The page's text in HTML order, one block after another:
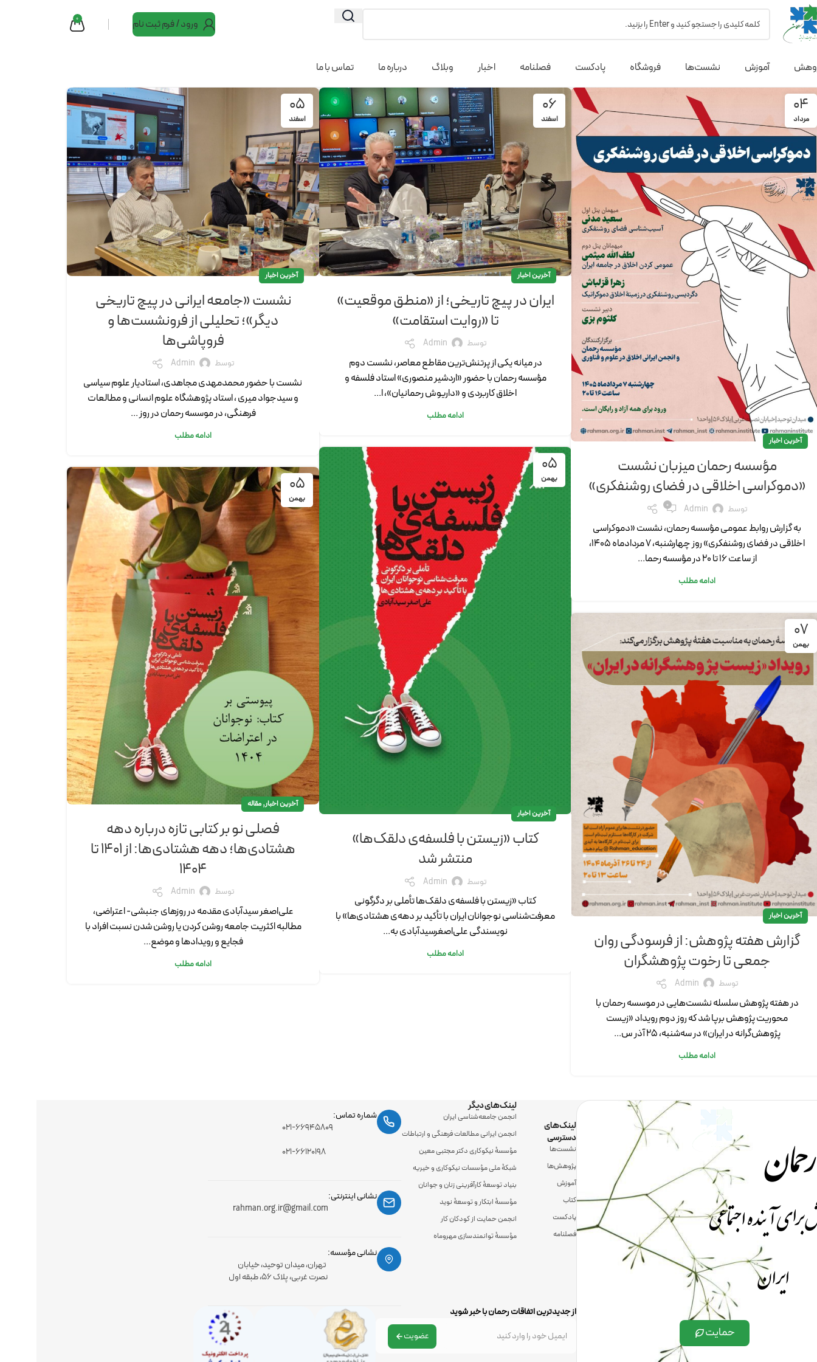
ورود / فرم ثبت نام 0
آموزش نشست‌ها فروشگاه پادکست فصلنامه اخبار وبلاگ درباره ما تماس با ما
04
مرداد
آخرین اخبار
مؤسسه رحمان میزبان نشست
«دموکراسی اخلاقی در فضای روشنفکری»
توسط Admin
0
به گزارش روابط عمومی مؤسسه رحمان، نشست «دموکراسی
اخلاقی در فضای روشنفکری» روز چهارشنبه، ۷ مردادماه ۱۴۰۵،
از ساعت ۱۶ تا ۲۰ در مؤسسه رحما...
ادامه مطلب
06
اسفند
آخرین اخبار
ایران در پیچ تاریخی؛ از «منطق موقعیت»
تا «روایت استقامت»
توسط Admin
در میانه یکی از پرتنش‌ترین مقاطع معاصر، نشست دوم
مؤسسه رحمان با حضور «اردشیر منصوری» استاد فلسفه و
اخلاق کاربردی و «داریوش رحمانیان»، ا...
ادامه مطلب
05
اسفند
آخرین اخبار
نشست «جامعه ایرانی در پیچ تاریخی
دیگر»؛ تحلیلی از فرونشست‌ها و
فروپاشی‌ها
توسط Admin
نشست با حضور محمدمهدی مجاهدی، استادیار علوم سیاسی
و سیدجواد میری ، استاد پژوهشگاه علوم انسانی و مطالعات
فرهنگی، در موسسه رحمان در روز ...
ادامه مطلب
05
بهمن
آخرین اخبار
کتاب «زیستن با فلسفه‌ی دلقک‌ها»
منتشر شد
توسط Admin
کتاب «زیستن با فلسفه‌ی دلقک‌ها تأملی بر دگرگونی
معرفت‌شناسی نوجوانان ایران با تأکید بر دهه‌ی هشتادی‌ها» با
نویسندگی علی‌اصغرسیدآبادی به...
ادامه مطلب
05
بهمن
آخرین اخبار,مقاله
فصلی نو بر کتابی تازه درباره دهه
هشتادی‌ها؛ دهه هشتادی‌ها: از 1401 تا
1404
توسط Admin
علی‌اصغر سیدآبادی مقدمه در روزهای جنبشی- اعتراضی،
مطالبه اکثریت جامعه روشن کردن یا روشن شدن نسبت افراد با
فجایع و رویدادها و موضع...
ادامه مطلب
07
بهمن
آخرین اخبار
گزارش هفته پژوهش: از فرسودگی روان
جمعی تا رخوت پژوهشگران
توسط Admin
در هفته پژوهش سلسله نشست‌هایی در موسسه رحمان با
محوریت پژوهش برپا شد که روز دوم رویداد «زیست
پژوهش‌گرانه در ایران» در سه‌شنبه، 25 آذر س...
ادامه مطلب
رحمان
آینده اجتماعی
ایران
حمایت
لینک‌های
دسترسی
نشست‌ها
پژوهش‌ها
آموزش
کتاب
پادکست
فصلنامه
لینک‌های دیگر
انجمن جامعه‌شناسی ایران
انجمن ایرانی مطالعات فرهنگی و ارتباطات
مؤسسۀ نیکوکاری دکتر مجتبی معین
شبکۀ ملی مؤسسات نیکوکاری و خیریه
بنیاد توسعۀ کارآفرینی زنان و جوانان
مؤسسۀ ابتکار و توسعۀ نوید
انجمن حمایت از کودکان کار
مؤسسۀ توانمندسازی مهروماه
شماره تماس:
۰۲۱-۶۶۹۴۵۸۰۹
۰۲۱-۶۶۱۲۰۱۹۸
نشانی اینترنتی:
rahman.org.ir@gmail.com
نشانی مؤسسه:
تهران، میدان توحید، خیابان
نصرت غربی، پلاک 56، طبقه اول
از جدیدترین اتفاقات رحمان با خبر شوید
عضویت